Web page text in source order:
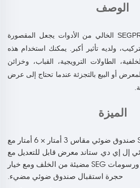
الوصف
نظام الصندوق الضوئي SEGPRO الخالي من الأدوات يجعل المقصورة
ولديه تأثير أكبر. يمكنك استخدام هذه
الطاولات الترويجية، القباب، وخزائن
أو البيع بالتجزئة عندما تحتاج إلى عرض
الميزة
ستاند معرض SEGPRO صندوق ضوئي مقاس 3 أمتار × 6 أمتار مع
إي دي. ستاند معرض قابل للتعديل مع
عرض صندوق ضوئي ورسومات SEG مضيئة من الخلف ومع خيار
حجرة استقبال صندوق ضوئي مضيء.